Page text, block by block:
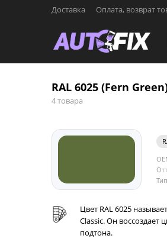
Доставка Оплата, возврат
RAL 6025 (Fern
4 товара
Цвет RAL 6025
Classic. Он воссоздает
подтона.